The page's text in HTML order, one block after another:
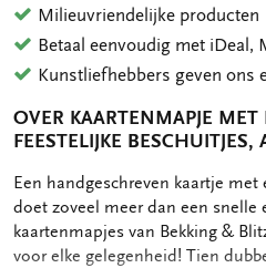
Milieuvriendelijke producten
Betaal eenvoudig met iDeal,
Kunstliefhebbers geven ons
OVER KAARTENMAPJE MET
FEESTELIJKE
OMSCHRIJVING
Een handgeschreven kaartje
doet zoveel meer dan een snelle
kaartenmapjes van Bekking &
voor elke gelegenheid! Tien